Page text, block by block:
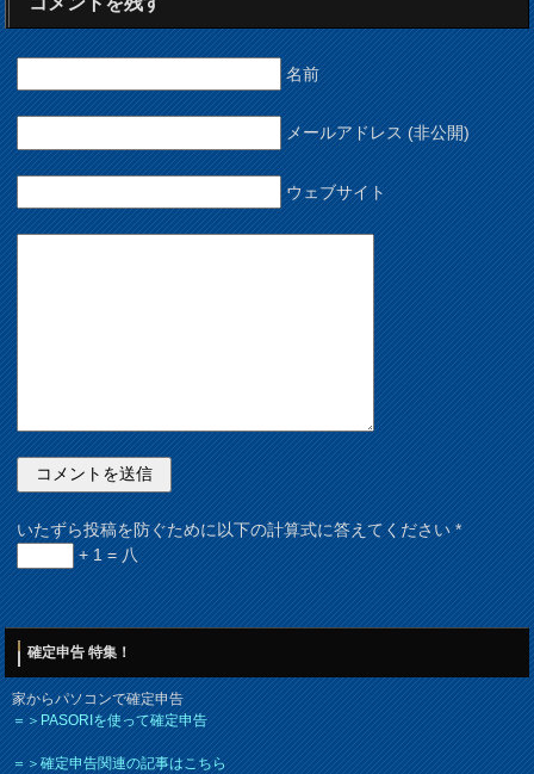
名前
メールアドレス (非公開)
ウェブサイト
いたずら投稿を防ぐために以下の計算式に答えてください*
+ 1 = 八
確定申告 特集！
家からパソコンで確定申告
＝＞PASORIを使って確定申告
＝＞確定申告関連の記事はこちら